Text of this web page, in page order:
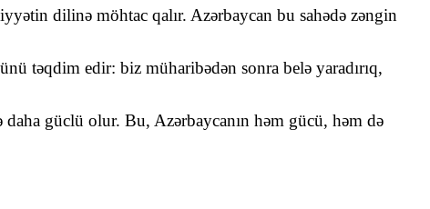
dilinə möhtac qalır. Azərbaycan bu sahədə zəngin
təqdim edir: biz müharibədən sonra belə yaradırıq,
güclü olur. Bu, Azərbaycanın həm gücü, həm də